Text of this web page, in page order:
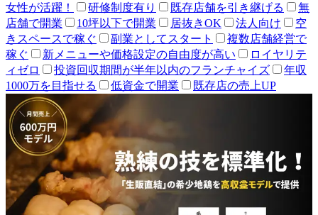
女性が活躍！
研修制度有り 既存店舗を引き継げる
無
店舗で開業
10坪以下で開業 居抜きOK 法人向け
空
きスペースで稼ぐ
副業としてスタート
複数店舗経営で
稼ぐ
新メニューや価格設定の自由度が高い
ロイヤリテ
ィゼロ
投資回収期間が半年以内のフランチャイズ
年収
1000万を目指せる
低資金で開業 既存店の売上UP